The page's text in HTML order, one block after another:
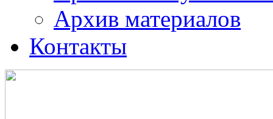
Архив материалов
Контакты